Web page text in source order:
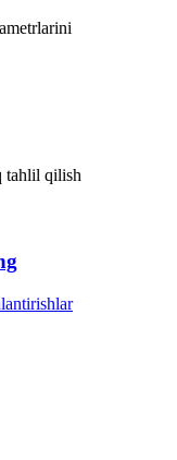
tahlil qilish